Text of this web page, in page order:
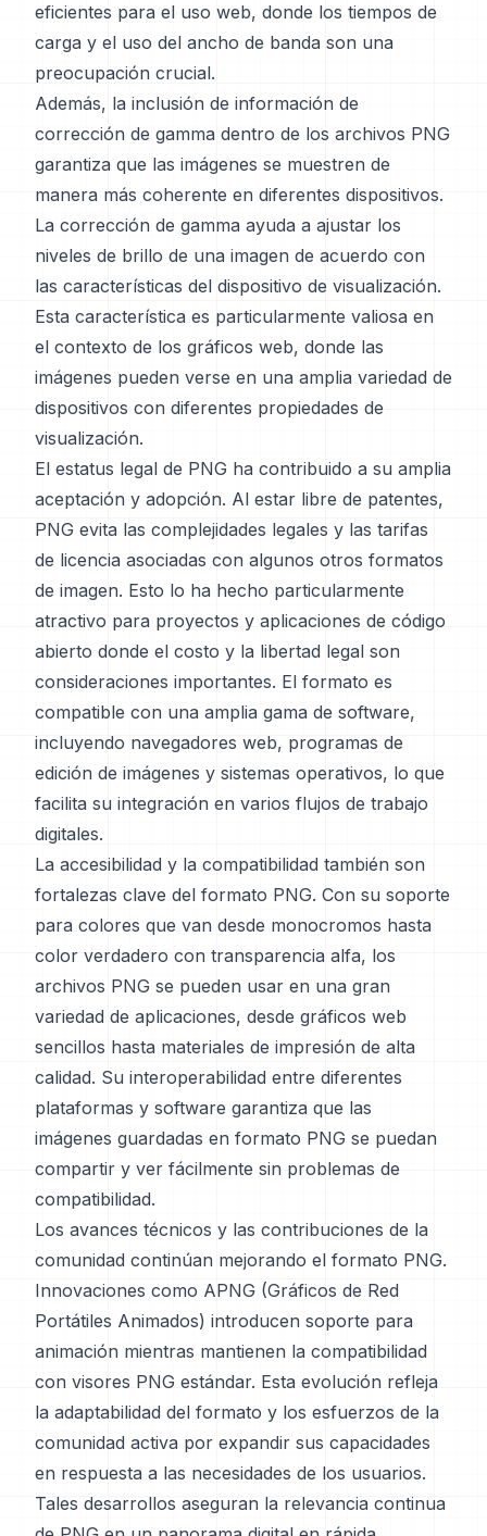
eficientes para el uso web, donde los tiempos de
carga y el uso del ancho de banda son una
preocupación crucial.
Además, la inclusión de información de
corrección de gamma dentro de los archivos PNG
garantiza que las imágenes se muestren de
manera más coherente en diferentes dispositivos.
La corrección de gamma ayuda a ajustar los
niveles de brillo de una imagen de acuerdo con
las características del dispositivo de visualización.
Esta característica es particularmente valiosa en
el contexto de los gráficos web, donde las
imágenes pueden verse en una amplia variedad de
dispositivos con diferentes propiedades de
visualización.
El estatus legal de PNG ha contribuido a su amplia
aceptación y adopción. Al estar libre de patentes,
PNG evita las complejidades legales y las tarifas
de licencia asociadas con algunos otros formatos
de imagen. Esto lo ha hecho particularmente
atractivo para proyectos y aplicaciones de código
abierto donde el costo y la libertad legal son
consideraciones importantes. El formato es
compatible con una amplia gama de software,
incluyendo navegadores web, programas de
edición de imágenes y sistemas operativos, lo que
facilita su integración en varios flujos de trabajo
digitales.
La accesibilidad y la compatibilidad también son
fortalezas clave del formato PNG. Con su soporte
para colores que van desde monocromos hasta
color verdadero con transparencia alfa, los
archivos PNG se pueden usar en una gran
variedad de aplicaciones, desde gráficos web
sencillos hasta materiales de impresión de alta
calidad. Su interoperabilidad entre diferentes
plataformas y software garantiza que las
imágenes guardadas en formato PNG se puedan
compartir y ver fácilmente sin problemas de
compatibilidad.
Los avances técnicos y las contribuciones de la
comunidad continúan mejorando el formato PNG.
Innovaciones como APNG (Gráficos de Red
Portátiles Animados) introducen soporte para
animación mientras mantienen la compatibilidad
con visores PNG estándar. Esta evolución refleja
la adaptabilidad del formato y los esfuerzos de la
comunidad activa por expandir sus capacidades
en respuesta a las necesidades de los usuarios.
Tales desarrollos aseguran la relevancia continua